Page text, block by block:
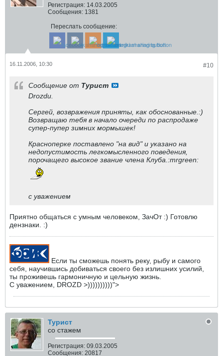
Регистрация: 14.03.2005
Сообщения: 1381
Переслать сообщение:
#10
16.11.2006, 10:30
Сообщение от Турист
Drozdu.
Сергей, возвражения приняты, как обоснованные.:)
Возвращаю тебя в начало очереди по распродаже
супер-пупер зимних мормышек!
Красноперке поставлено "на вид" и указано на
недопустимость легкомысленного поведения,
порочащего высокое звание члена Клуба.:mrgreen:
с уважением
Приятно общаться с умным человеком, ЗачОт :) Готовлю
дензнаки. :)
Если ты сможешь понять реку, рыбу и самого
себя, научившись добиваться своего без излишних усилий,
ты проживешь гармоничную и цельную жизнь.
С уважением, DROZD >))))))))))">
Турист
со стажем
Регистрация: 09.03.2005
Сообщения: 20817